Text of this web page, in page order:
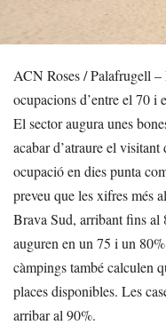
ACN Roses / Palafrugell –
ocupacions d’entre el 70 i
El sector augura unes
acabar d’atraure el
ocupació en dies punta
preveu que les xifres més
Brava Sud, arribant fins
auguren en un 75 i un
càmpings també calculen
places disponibles. Les
arribar al 90%.